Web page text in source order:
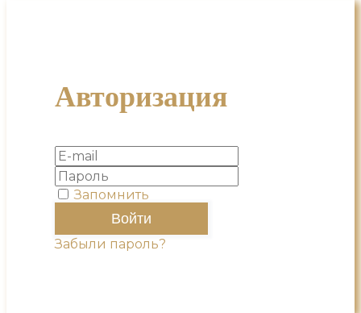
Авторизация
Запомнить
Забыли пароль?